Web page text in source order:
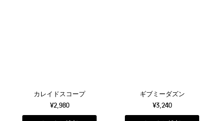
カレイドスコープ
¥2,980
ギブミーダズン
¥3,240